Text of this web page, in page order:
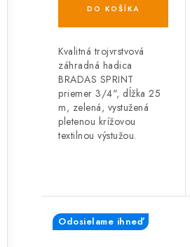
DO KOŠÍKA
Kvalitná trojvrstvová
záhradná hadica
BRADAS SPRINT
priemer 3/4", dĺžka 25
m, zelená, vystužená
pletenou krížovou
textilnou výstužou.
Odosielame ihneď